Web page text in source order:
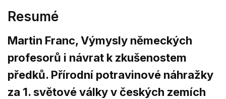
Resumé
Martin Franc, Výmysly německých
profesorů i návrat k zkušenostem
předků. Přírodní potravinové náhražky
za 1. světové války v českých zemích